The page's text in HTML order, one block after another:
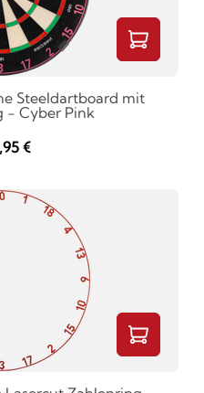
Steeldartboard mit
- Cyber Pink
€